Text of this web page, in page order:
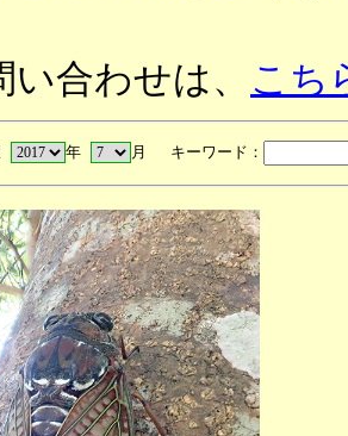
合わせは、 こち
年 月 キーワード：